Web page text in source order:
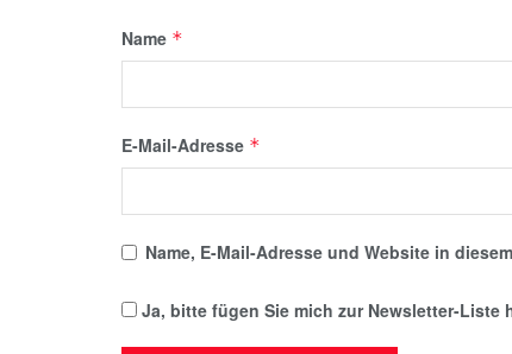
Name *
E-Mail-Adresse *
Name, E-Mail-Adresse und Website in
Ja, bitte fügen Sie mich zur Newsletter-Liste